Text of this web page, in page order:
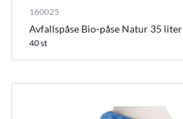
160025
Avfallspåse Bio-påse Natur 35 liter
40 st